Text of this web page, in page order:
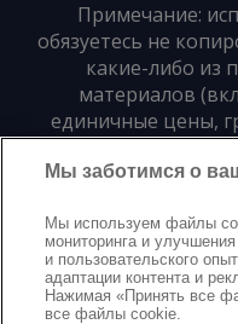
Примечание:
обязуетесь не
какие-либо из
материалов
единичные цены,
материалы) в
без
Политика
Защита авторских прав
Мы заботимся о
Мы используем файлы
мониторинга и
и пользовательского
адаптации контента и
Нажимая «Принять все
все файлы cookie.